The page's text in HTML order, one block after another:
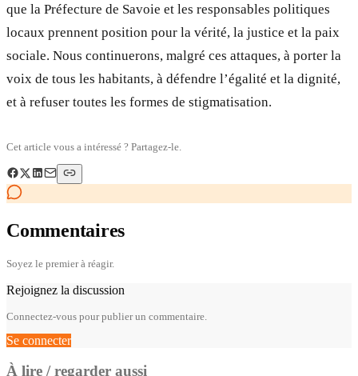
que la Préfecture de Savoie et les responsables politiques
locaux prennent position pour la vérité, la justice et la paix
sociale. Nous continuerons, malgré ces attaques, à porter la
voix de tous les habitants, à défendre l’égalité et la dignité,
et à refuser toutes les formes de stigmatisation.
Cet article vous a intéressé ? Partagez-le.
Commentaires
Soyez le premier à réagir.
Rejoignez la discussion
Connectez-vous pour publier un commentaire.
Se connecter
À lire / regarder aussi